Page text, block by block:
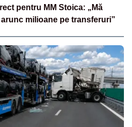
pentru MM Stoica: „Mă
milioane pe transferuri”